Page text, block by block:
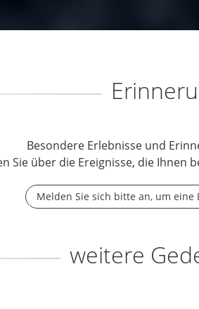
Besondere Erlebnisse und
Sie über die Ereignisse, die Ihnen
Melden Sie sich bitte an, um
weitere